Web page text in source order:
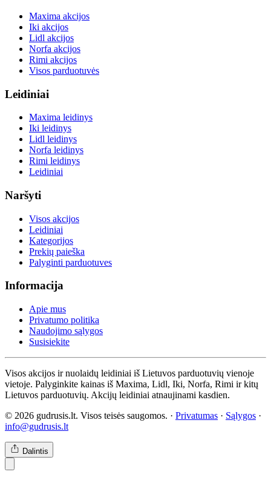
Maxima akcijos
Iki akcijos
Lidl akcijos
Norfa akcijos
Rimi akcijos
Visos parduotuvės
Leidiniai
Maxima leidinys
Iki leidinys
Lidl leidinys
Norfa leidinys
Rimi leidinys
Leidiniai
Naršyti
Visos akcijos
Leidiniai
Kategorijos
Prekių paieška
Palyginti parduotuves
Informacija
Apie mus
Privatumo politika
Naudojimo sąlygos
Susisiekite
Visos akcijos ir nuolaidų leidiniai iš Lietuvos parduotuvių vienoje
vietoje. Palyginkite kainas iš Maxima, Lidl, Iki, Norfa, Rimi ir kitų
Lietuvos parduotuvių. Akcijų leidiniai atnaujinami kasdien.
© 2026 gudrusis.lt. Visos teisės saugomos. · Privatumas · Sąlygos ·
info@gudrusis.lt
Dalintis